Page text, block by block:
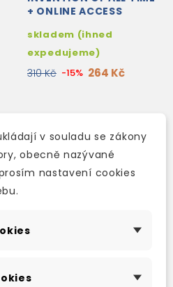
+ ONLINE ACCESS
skladem (ihned
expedujeme)
310 Kč -15% 264 Kč
v souladu se zákony
obecně nazývané
nastavení cookies